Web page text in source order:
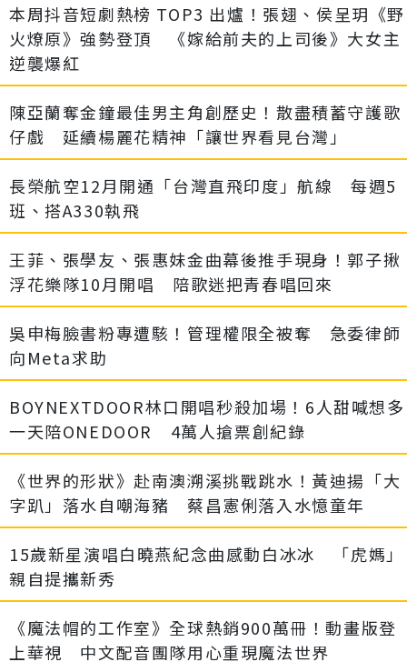
本周抖音短劇熱榜 TOP3 出爐！張翅、侯呈玥《野
火燎原》強勢登頂 《嫁給前夫的上司後》大女主
逆襲爆紅
陳亞蘭奪金鐘最佳男主角創歷史！散盡積蓄守護歌
仔戲 延續楊麗花精神「讓世界看見台灣」
長榮航空12月開通「台灣直飛印度」航線 每週5
班、搭A330執飛
王菲、張學友、張惠妹金曲幕後推手現身！郭子揪
浮花樂隊10月開唱 陪歌迷把青春唱回來
吳申梅臉書粉專遭駭！管理權限全被奪 急委律師
向Meta求助
BOYNEXTDOOR林口開唱秒殺加場！6人甜喊想多
一天陪ONEDOOR 4萬人搶票創紀錄
《世界的形狀》赴南澳溯溪挑戰跳水！黃迪揚「大
字趴」落水自嘲海豬 蔡昌憲俐落入水憶童年
15歲新星演唱白曉燕紀念曲感動白冰冰 「虎媽」
親自提攜新秀
《魔法帽的工作室》全球熱銷900萬冊！動畫版登
上華視 中文配音團隊用心重現魔法世界